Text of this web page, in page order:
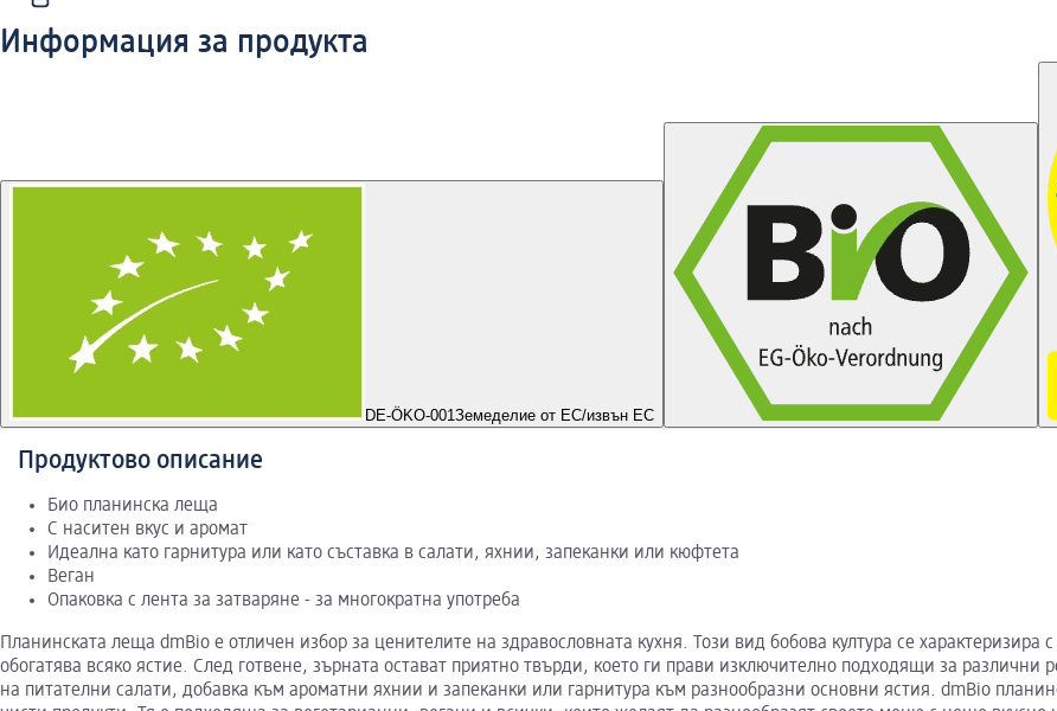
Информация за продукта
DE-ÖKO-001Земеделие от ЕС/извън ЕС
Продуктово описание
Био планинска леща
С наситен вкус и аромат
Идеална като гарнитура или като съставка в салати, яхнии, запеканки или кюфтета
Веган
Опаковка с лента за затваряне - за многократна употреба
Планинската леща dmBio е отличен избор за ценителите на здравословната кухня. Този вид бобова култура се
обогатява всяко ястие. След готвене, зърната остават приятно твърди, което ги прави изключително подходящи за
на питателни салати, добавка към ароматни яхнии и запеканки или гарнитура към разнообразни основни ястия. dmBio